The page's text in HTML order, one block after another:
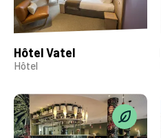
Hôtel Vatel
Hôtel